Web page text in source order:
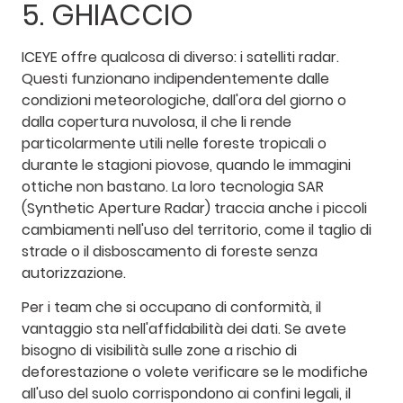
5. GHIACCIO
ICEYE offre qualcosa di diverso: i satelliti radar.
Questi funzionano indipendentemente dalle
condizioni meteorologiche, dall'ora del giorno o
dalla copertura nuvolosa, il che li rende
particolarmente utili nelle foreste tropicali o
durante le stagioni piovose, quando le immagini
ottiche non bastano. La loro tecnologia SAR
(Synthetic Aperture Radar) traccia anche i piccoli
cambiamenti nell'uso del territorio, come il taglio di
strade o il disboscamento di foreste senza
autorizzazione.
Per i team che si occupano di conformità, il
vantaggio sta nell'affidabilità dei dati. Se avete
bisogno di visibilità sulle zone a rischio di
deforestazione o volete verificare se le modifiche
all'uso del suolo corrispondono ai confini legali, il